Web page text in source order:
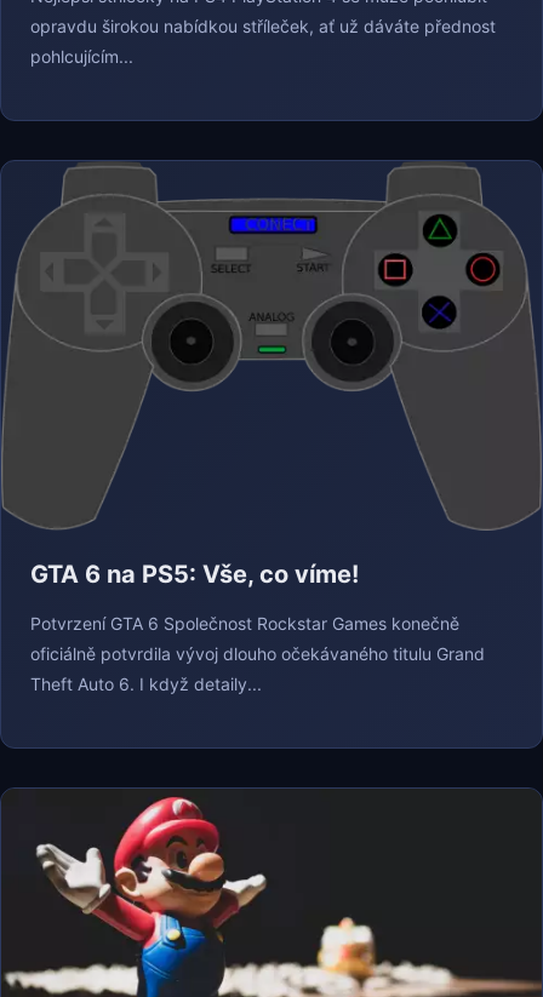
opravdu širokou nabídkou stříleček, ať už dáváte přednost
pohlcujícím...
GTA 6 na PS5: Vše, co víme!
Potvrzení GTA 6 Společnost Rockstar Games konečně
oficiálně potvrdila vývoj dlouho očekávaného titulu Grand
Theft Auto 6. I když detaily...